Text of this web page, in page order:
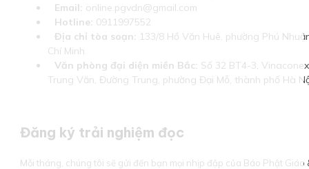
Email: online.pgvdn@gmail.com
Hotline: 0911997552
Địa chỉ tòa soạn: 133/8 Hồ Văn Huê, phường Phú
Chí Minh
Văn phòng đại diện miền Bắc: Số 32 BT4-3,
Trung Văn, Đường Trung, phường Đại Mỗ, thành phố Hà
Đăng ký trải nghiệm đọc
Mỗi tháng, chúng tôi sẽ gửi đến bạn mọi nhịp đập của Báo Phật Giáo